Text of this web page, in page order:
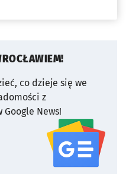
co dzieje się we
z
News!
serwisu